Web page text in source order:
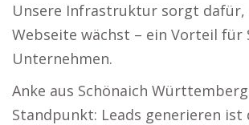
Unsere Infrastruktur sorgt dafür,
Webseite wächst – ein Vorteil für
Unternehmen.
Anke aus Schönaich
Standpunkt: Leads generieren ist